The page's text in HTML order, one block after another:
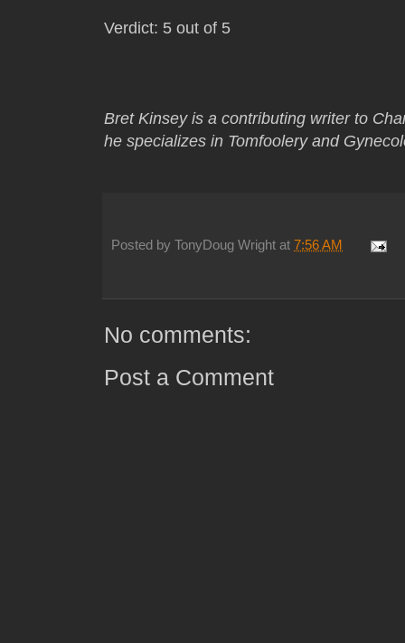
Verdict: 5 out of 5
Bret Kinsey is a contributing writer to
he specializes in Tomfoolery and
Posted by TonyDoug Wright at 7:56 AM
No comments:
Post a Comment